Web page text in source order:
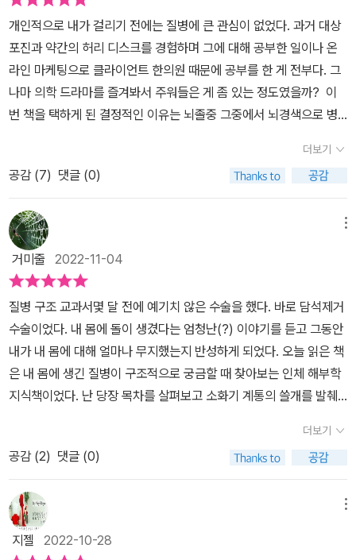
개인적으로 내가 걸리기 전에는 질병에 큰 관심이 없었다. 과거 대상
포진과 약간의 허리 디스크를 경험하며 그에 대해 공부한 일이나 온
라인 마케팅으로 클라이언트 한의원 때문에 공부를 한 게 전부다. 그
나마 의학 드라마를 즐겨봐서 주워들은 게 좀 있는 정도였을까? 이
번 책을 택하게 된 결정적인 이유는 뇌졸중 그중에서 뇌경색으로 병
적인 질병 구조에 대한 책이라 큰 기대감 없이 접한 책이다. 현재 재활
치료 중이시기에 짤막하게 지나가는 뇌경색의 내용은 이미 충분히 알
아본 내용이었음을 확인한다. 책은 총 9장으로 구성되는데 1장의 운
동기가 눈에 들어오는 이유는 현재 재활치료를 받고 계시기 때문이지
않은가 싶다. 현재 내 왼쪽 어깨 상태도 돌아보게 된다. 2장 뇌신경계
의 내용이 현재 아버지의 상태를 파악하는 데 도움이 된다. 숨뇌와 관
련된 신경이 어떻게 연결이 되어 아버지의 현 상태에 어떻게 영향을
주는지도 생각을 해보게 한다. 3장의 감각기 처음의 녹내장은 아버
지께서 수술받으신 질환이고, 현재 뇌경색 약들과 함께 투약하고 있
어 보게 된다. 혀의 구조와 미각의 방식을 보며 어릴 때 주입식으로 배
웠던 어느 부위의 어떤 맛이라는 혀의 맛지도가 떠오르는 것은 왜 그
럴까? 통증의 메커니즘은 현재 아버지께서 움직이시진 못하시나 느
끼시는 부위들을 통해 보게 된다. 4장 호흡기는 내가 기저질환을 갖
고 있기에 관심을 두고 연하장애가 있으신 아버지의 상황 때문에도
를 하며 신경외과 주치의가 혹시 하며 돌아본 부분들을 만나게 되고
고혈압도 뇌경색과 연계가 되는 부분이고, 관련된 부분의 검사도 했
었기에 보게 된다. 나와 관련되어서는 면역에 대한 부분이 눈에 들어
더보기
공감 (7) 댓글 (0)
거미줄 2022-11-04
질병 구조 교과서몇 달 전에 예기치 않은 수술을 했다. 바로 담석제거
수술이었다. 내 몸에 돌이 생겼다는 엄청난(?) 이야기를 듣고 그동안
내가 내 몸에 대해 얼마나 무지했는지 반성하게 되었다. 오늘 읽은 책
은 내 몸에 생긴 질병이 구조적으로 궁금할 때 찾아보는 인체 해부학
지식책이었다. 난 당장 목차를 살펴보고 소화기 계통의 쓸개를 발췌
농축되는 주머니다. 쓸개즙에는 소화 효소가 없지만 지방의 소화는
돕는다. 쓸개에 대한 설명은 이쯤에서 차치하고 질병 정보인 ‘쓸개돌
증’ 이 더 눈에 띄었다. 담석증이라고 하는 쓸개돌증은 쓸개에 돌이 생
긴 질병이다. 돌은 쓸개즙의 성분이 굳은 것인데 콜레스테롤결석, 빌
리루빈이 굳은 흑색석과 빌리루빈칼슘결석 등의 종류가 있다고 한다.
40대이고 비만이며 아이를 많이 낳은 여성에게 많다고 한다! 난 아직
더보기
공감 (2) 댓글 (0)
지젤 2022-10-28